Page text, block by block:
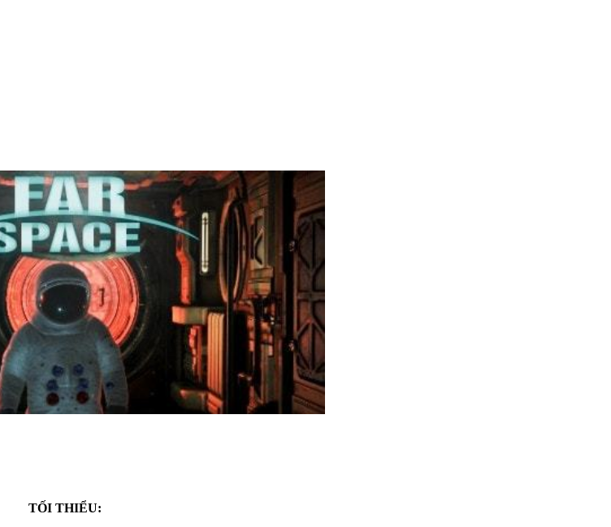
TỐI THIỂU: